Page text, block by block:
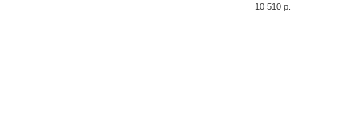
10 510 р.